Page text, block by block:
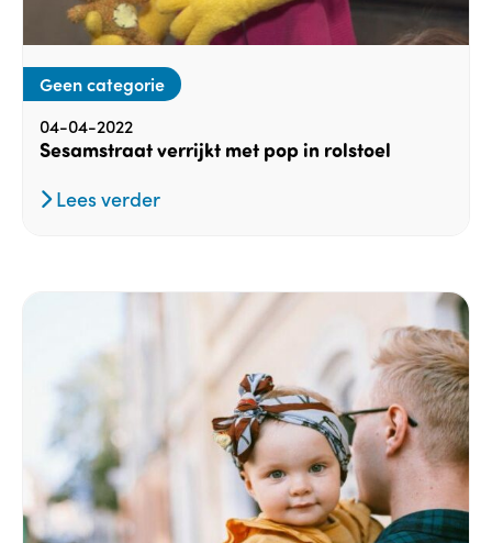
Geen categorie
04-04-2022
Sesamstraat verrijkt met pop in rolstoel
Lees verder